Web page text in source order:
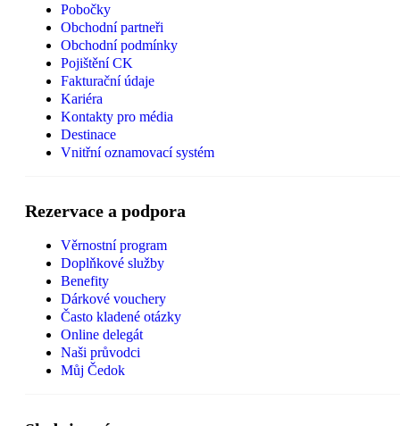
Pobočky
Obchodní partneři
Obchodní podmínky
Pojištění CK
Fakturační údaje
Kariéra
Kontakty pro média
Destinace
Vnitřní oznamovací systém
Rezervace a podpora
Věrnostní program
Doplňkové služby
Benefity
Dárkové vouchery
Často kladené otázky
Online delegát
Naši průvodci
Můj Čedok